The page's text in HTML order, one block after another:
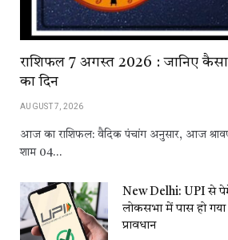
राशिफल 7 अगस्त 2026 : जानिए
का दिन
AUGUST 7, 2026
आज का राशिफल: वैदिक पंचांग अनुसार, आज
शाम 04…
New Delhi: UPI से
लोकसभा में पास हो
प्रावधान